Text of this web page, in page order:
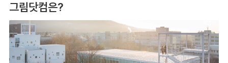
그림닷컴은?